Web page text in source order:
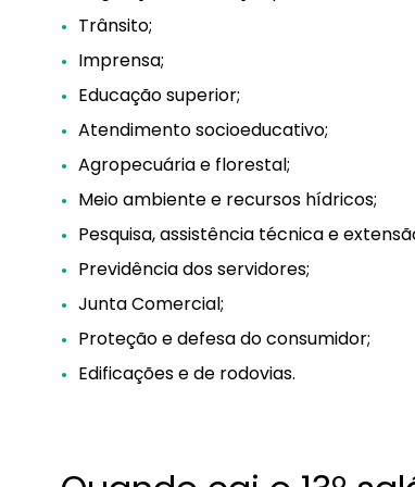
Trânsito;
Imprensa;
Educação superior;
Atendimento socioeducativo;
Agropecuária e florestal;
Meio ambiente e recursos hídricos;
Pesquisa, assistência técnica e
Previdência dos servidores;
Junta Comercial;
Proteção e defesa do consumidor;
Edificações e de rodovias.